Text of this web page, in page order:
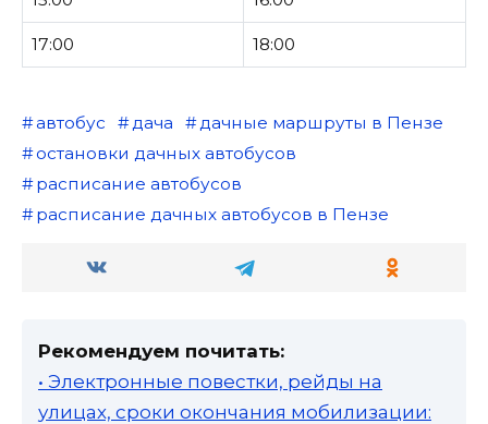
17:00 18:00
автобус дача
дачные маршруты в Пензе
остановки дачных автобусов
расписание автобусов
расписание дачных автобусов в Пензе
Рекомендуем почитать:
• Электронные повестки, рейды на
улицах, сроки окончания мобилизации: